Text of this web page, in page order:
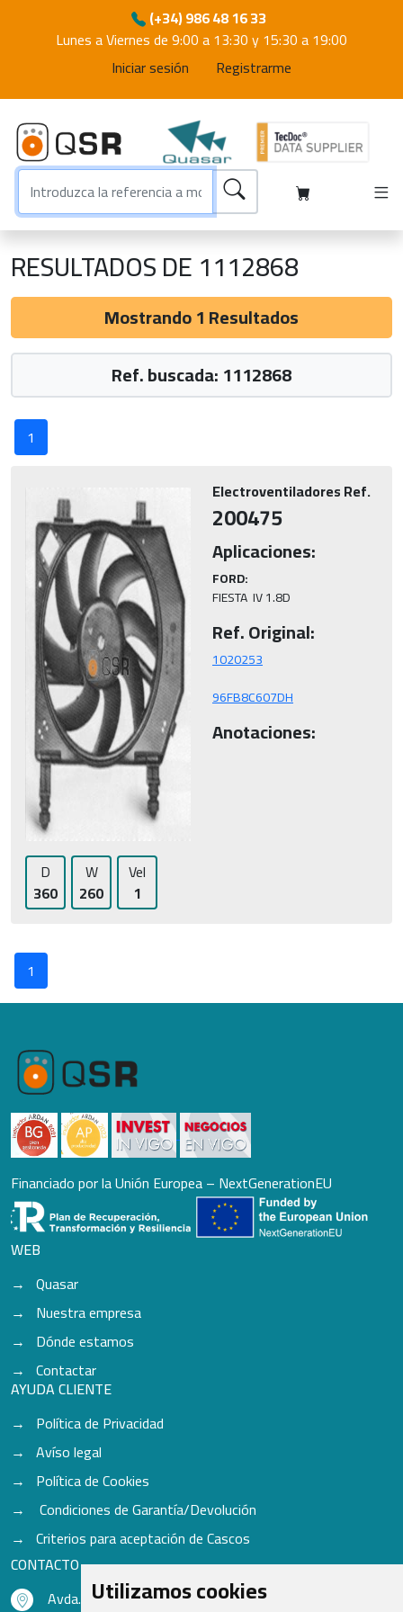
Utilizamos cookies
(+34) 986 48 16 33
Lunes a Viernes de 9:00 a 13:30 y 15:30 a 19:00
Iniciar sesión
Registrarme
RESULTADOS DE 1112868
Mostrando 1 Resultados
Ref. buscada: 1112868
1
D
360
W
260
Vel
1
Electroventiladores Ref.
200475
Aplicaciones:
FORD:
FIESTA  IV 1.8D
Ref. Original:
96FB8C607DH
Anotaciones:
1
Financiado por la Unión Europea – NextGenerationEU
WEB
Quasar
Nuestra empresa
Dónde estamos
Contactar
AYUDA CLIENTE
Política de Privacidad
Avíso legal
Política de Cookies
Condiciones de Garantía/Devolución
Criterios para aceptación de Cascos
CONTACTO
Avda. do Freixo - Sardoma, 13